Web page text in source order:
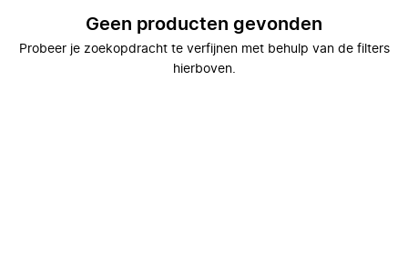
Geen producten gevonden
Probeer je zoekopdracht te verfijnen met behulp van de filters
hierboven.